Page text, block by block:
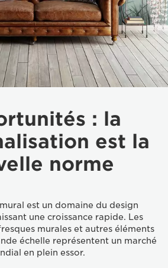
: la
est la
norme
est un domaine du design
une croissance rapide. Les
murales et autres éléments
échelle représentent un marché
en plein essor.